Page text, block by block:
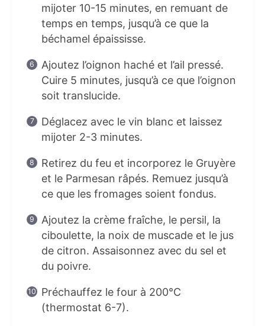
mijoter 10-15 minutes, en remuant de
temps en temps, jusqu’à ce que la
béchamel épaississe.
Ajoutez l’oignon haché et l’ail pressé.
Cuire 5 minutes, jusqu’à ce que l’oignon
soit translucide.
Déglacez avec le vin blanc et laissez
mijoter 2-3 minutes.
Retirez du feu et incorporez le Gruyère
et le Parmesan râpés. Remuez jusqu’à
ce que les fromages soient fondus.
Ajoutez la crème fraîche, le persil, la
ciboulette, la noix de muscade et le jus
de citron. Assaisonnez avec du sel et
du poivre.
Préchauffez le four à 200°C
(thermostat 6-7).